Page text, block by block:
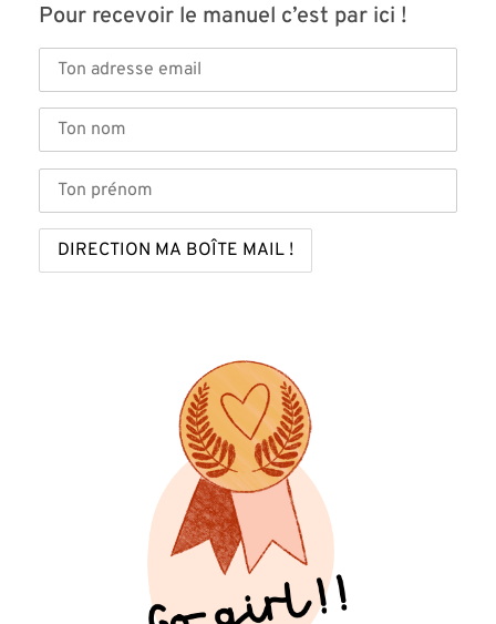
Pour recevoir le manuel c’est par ici !